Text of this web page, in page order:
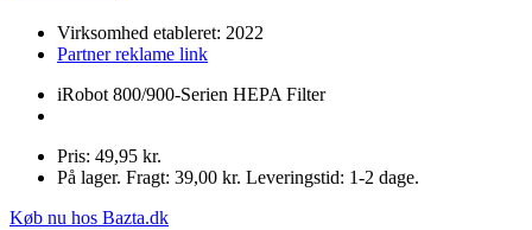
Virksomhed etableret: 2022
Partner reklame link
iRobot 800/900-Serien HEPA Filter
Pris: 49,95 kr.
På lager. Fragt: 39,00 kr. Leveringstid: 1-2 dage.
Køb nu hos Bazta.dk